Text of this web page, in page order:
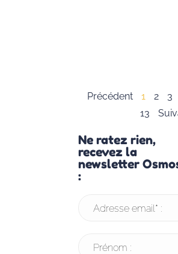
Précédent 1 2 3
13
Ne ratez rien,
recevez la
newsletter
:
Adresse email* :
Prénom :